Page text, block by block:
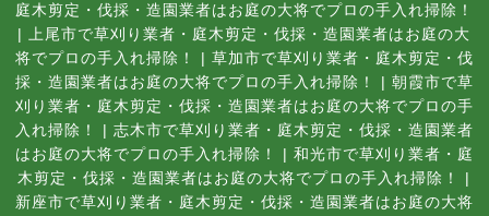
庭木剪定・伐採・造園業者はお庭の大将でプロの手入れ掃除！
| 上尾市で草刈り業者・庭木剪定・伐採・造園業者はお庭の大
将でプロの手入れ掃除！
| 草加市で草刈り業者・庭木剪定・伐
採・造園業者はお庭の大将でプロの手入れ掃除！
| 朝霞市で草
刈り業者・庭木剪定・伐採・造園業者はお庭の大将でプロの手
入れ掃除！
| 志木市で草刈り業者・庭木剪定・伐採・造園業者
はお庭の大将でプロの手入れ掃除！
| 和光市で草刈り業者・庭
木剪定・伐採・造園業者はお庭の大将でプロの手入れ掃除！
|
新座市で草刈り業者・庭木剪定・伐採・造園業者はお庭の大将